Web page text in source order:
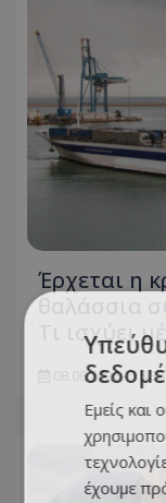
Έρχεται η
θαλάσσια
Τι ισχύει
08.08.2026 - 15:35
Εμείς και
έχουμε